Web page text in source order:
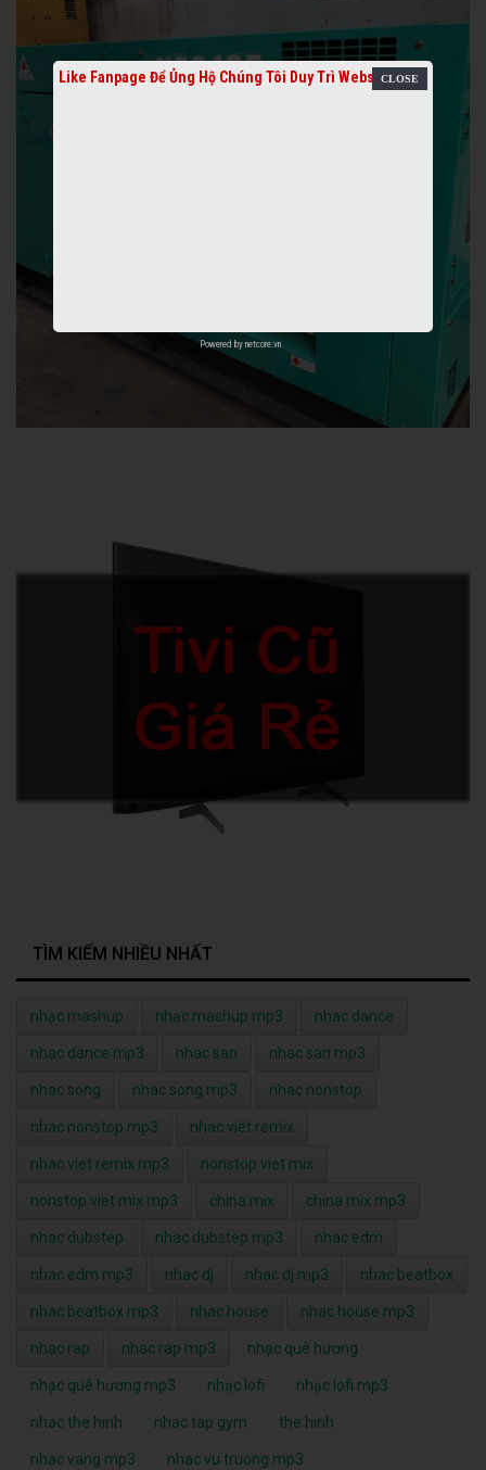
TÌM KIẾM NHIỀU NHẤT
nhạc mashup nhạc mashup mp3 nhac dance
nhac dance mp3 nhac san nhac san mp3
nhac song nhac song mp3 nhac nonstop
nhac nonstop mp3 nhac viet remix
nhac viet remix mp3 nonstop viet mix
nonstop viet mix mp3 china mix china mix mp3
nhac dubstep nhac dubstep mp3 nhac edm
nhac edm mp3 nhac dj nhac dj mp3 nhac beatbox
nhac beatbox mp3 nhac house nhac house mp3
nhac rap nhac rap mp3 nhạc quê hương
nhạc quê hương mp3 nhạc lofi nhạc lofi mp3
nhac the hinh nhac tap gym the hinh
nhac vang mp3 nhac vu truong mp3
Like Fanpage Để Ủng Hộ Chúng Tôi Duy Trì Website
Powered by netcore.vn